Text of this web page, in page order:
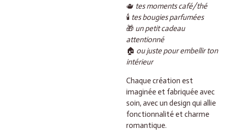
🫖 tes moments café/thé
🕯️ tes bougies parfumées
🎁 un petit cadeau
attentionné
🏠 ou juste pour embellir ton
intérieur
Chaque création est
imaginée et fabriquée avec
soin, avec un design qui allie
fonctionnalité et charme
romantique.